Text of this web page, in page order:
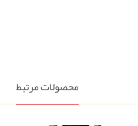
محصولات مرتبط